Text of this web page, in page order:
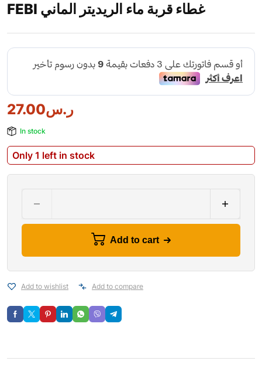
FEBI غطاء قربة ماء الريديتر الماني
ر.س27.00
In stock
Only 1 left in stock
Add to cart
Add to wishlist Add to compare